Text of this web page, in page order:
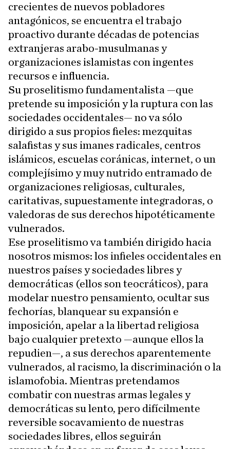
crecientes de nuevos pobladores
antagónicos, se encuentra el trabajo
proactivo durante décadas de potencias
extranjeras arabo-musulmanas y
organizaciones islamistas con ingentes
recursos e influencia.
Su proselitismo fundamentalista —que
pretende su imposición y la ruptura con las
sociedades occidentales— no va sólo
dirigido a sus propios fieles: mezquitas
salafistas y sus imanes radicales, centros
islámicos, escuelas coránicas, internet, o un
complejísimo y muy nutrido entramado de
organizaciones religiosas, culturales,
caritativas, supuestamente integradoras, o
valedoras de sus derechos hipotéticamente
vulnerados.
Ese proselitismo va también dirigido hacia
nosotros mismos: los infieles occidentales en
nuestros países y sociedades libres y
democráticas (ellos son teocráticos), para
modelar nuestro pensamiento, ocultar sus
fechorías, blanquear su expansión e
imposición, apelar a la libertad religiosa
bajo cualquier pretexto —aunque ellos la
repudien—, a sus derechos aparentemente
vulnerados, al racismo, la discriminación o la
islamofobia. Mientras pretendamos
combatir con nuestras armas legales y
democráticas su lento, pero difícilmente
reversible socavamiento de nuestras
sociedades libres, ellos seguirán